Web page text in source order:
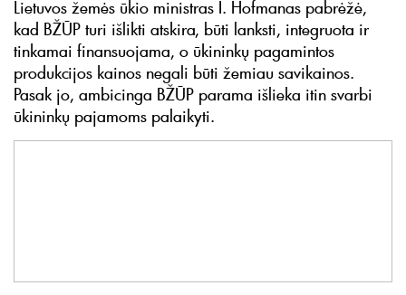
Lietuvos žemės ūkio ministras I. Hofmanas pabrėžė,
kad BŽŪP turi išlikti atskira, būti lanksti, integruota ir
tinkamai finansuojama, o ūkininkų pagamintos
produkcijos kainos negali būti žemiau savikainos.
Pasak jo, ambicinga BŽŪP parama išlieka itin svarbi
ūkininkų pajamoms palaikyti.